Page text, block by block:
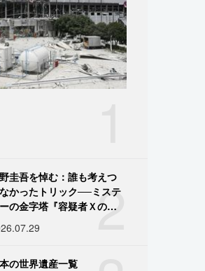
2
圭吾を悼む：誰も考えつ
かったトリック──ミステ
の金字塔『容疑者Ｘの献
の世界遺産一覧